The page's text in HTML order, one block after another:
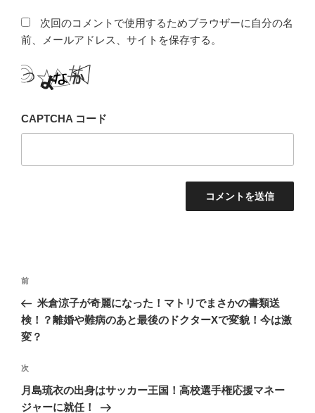
次回のコメントで使用するためブラウザーに自分の名
前、メールアドレス、サイトを保存する。
CAPTCHA コード
投
ナ
ビ
ー
シ
前
の
投
稿
前
米倉涼子が奇麗になった！マトリでまさかの書類送
検！？離婚や難病のあと最後のドクターXで変貌！今は激
変？
次
の
投
次
月島琉衣の出身はサッカー王国！高校選手権応援マネー
ジャーに就任！